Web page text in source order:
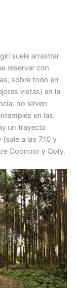
suele arrastrar
reservar con
sobre todo en
vistas) en la
no sirven
en las
un trayecto
a las 7.10 y
Coonoor y Ooty.